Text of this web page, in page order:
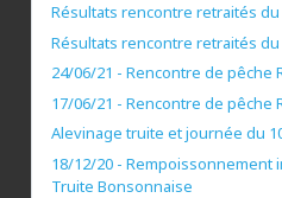
Résultats rencontre retraités du
Résultats rencontre retraités du
24/06/21 - Rencontre de pêche
17/06/21 - Rencontre de pêche
Alevinage truite et journée du
18/12/20 - Rempoissonnement
Truite Bonsonnaise